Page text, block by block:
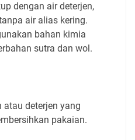
dengan air deterjen,
air alias kering.
bahan kimia
sutra dan wol.
deterjen yang
pakaian.